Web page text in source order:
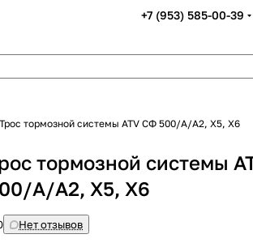
+7 (953) 585-00-39
Трос тормозной системы ATV СФ 500/A/A2, X5, X6
тормозной системы
A/A2, X5, X6
Нет отзывов